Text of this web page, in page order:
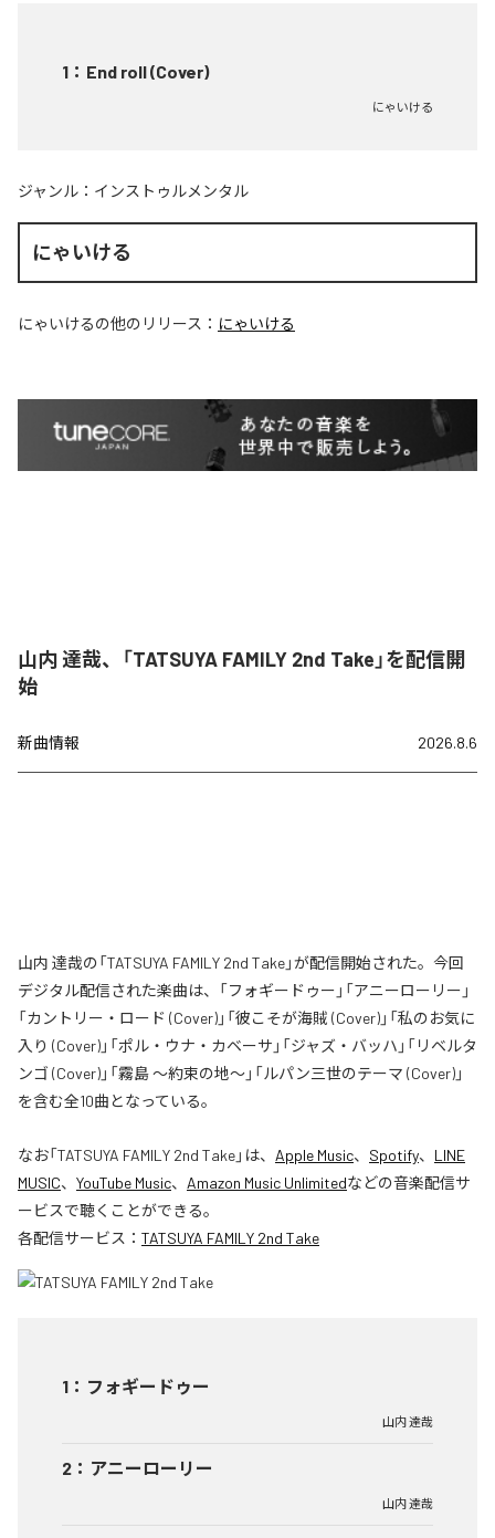
1 ： End roll (Cover)
にゃいける
ジャンル： インストゥルメンタル
にゃいける
にゃいけるの他のリリース： にゃいける
山内 達哉、「TATSUYA FAMILY 2nd Take」を配信開
始
新曲情報 2026.8.6
山内 達哉の「TATSUYA FAMILY 2nd Take」が配信開始された。今回
デジタル配信された楽曲は、「フォギードゥー」「アニーローリー」
「カントリー・ロード (Cover)」「彼こそが海賊 (Cover)」「私のお気に
入り (Cover)」「ポル・ウナ・カベーサ」「ジャズ・バッハ」「リベルタ
ンゴ (Cover)」「霧島 〜約束の地〜」「ルパン三世のテーマ (Cover)」
を含む全10曲となっている。
なお「TATSUYA FAMILY 2nd Take」は、 Apple Music、 Spotify、 LINE
MUSIC、 YouTube Music、 Amazon Music Unlimitedなどの音楽配信サ
ービスで聴くことができる。
各配信サービス： TATSUYA FAMILY 2nd Take
1 ： フォギードゥー
山内 達哉
2 ： アニーローリー
山内 達哉